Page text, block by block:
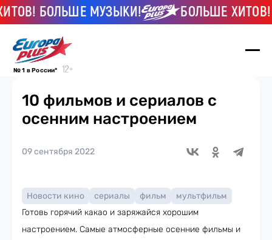
БОЛЬШЕ МУЗЫКИ! БОЛЬШЕ ХИТОВ!
№ 1 в России*
10 фильмов и сериалов с
осенним настроением
09 сентября 2022
Новости кино сериалы фильм
мультфильм
Готовь горячий какао и заряжайся хорошим
настроением. Самые атмосферные осенние фильмы и